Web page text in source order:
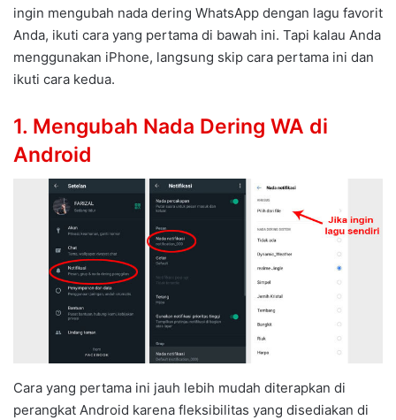
ingin mengubah nada dering WhatsApp dengan lagu favorit
Anda, ikuti cara yang pertama di bawah ini. Tapi kalau Anda
menggunakan iPhone, langsung skip cara pertama ini dan
ikuti cara kedua.
1. Mengubah Nada Dering WA di
Android
Cara yang pertama ini jauh lebih mudah diterapkan di
perangkat Android karena fleksibilitas yang disediakan di